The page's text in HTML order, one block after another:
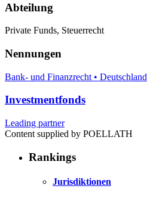
Abteilung
Private Funds, Steuerrecht
Nennungen
Bank- und Finanzrecht • Deutschland
Investmentfonds
Leading partner
Content supplied by POELLATH
Rankings
Jurisdiktionen